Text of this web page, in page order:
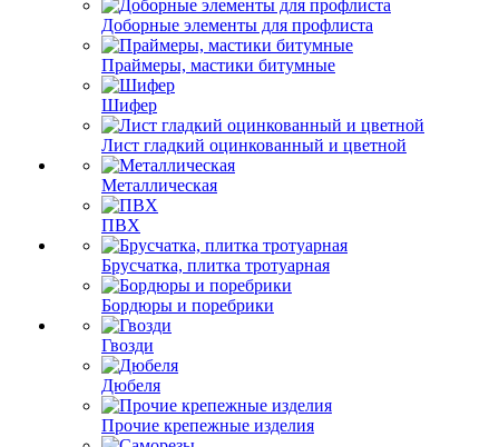
Доборные элементы для профлиста
Праймеры, мастики битумные
Шифер
Лист гладкий оцинкованный и цветной
Металлическая
ПВХ
Брусчатка, плитка тротуарная
Бордюры и поребрики
Гвозди
Дюбеля
Прочие крепежные изделия